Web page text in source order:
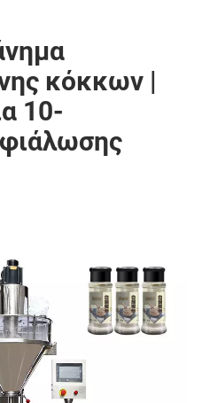
κόκκων |
10-